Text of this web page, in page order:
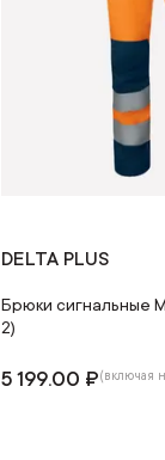
DELTA PLUS
Брюки сигнальные
2)
5 199.00 ₽(включая